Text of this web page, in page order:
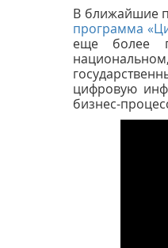
В ближайшие
программа
еще более
цифровую
бизнес-